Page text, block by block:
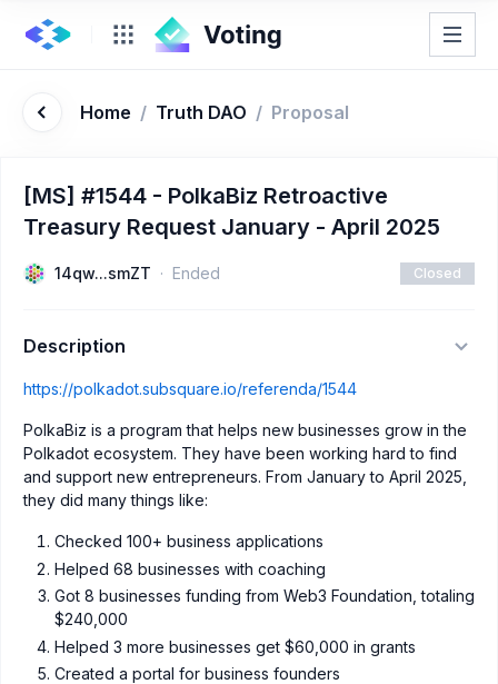
Home / Truth DAO / Proposal
[MS] #1544 - PolkaBiz Retroactive
Treasury Request January - April 2025
14qw...smZT Ended Closed
Description
https://polkadot.subsquare.io/referenda/1544
PolkaBiz is a program that helps new businesses grow in the
Polkadot ecosystem. They have been working hard to find
and support new entrepreneurs. From January to April 2025,
they did many things like:
Checked 100+ business applications
Helped 68 businesses with coaching
Got 8 businesses funding from Web3 Foundation, totaling
$240,000
Helped 3 more businesses get $60,000 in grants
Created a portal for business founders